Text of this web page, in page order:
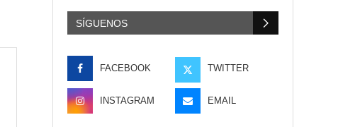
SÍGUENOS
FACEBOOK TWITTER
INSTAGRAM EMAIL